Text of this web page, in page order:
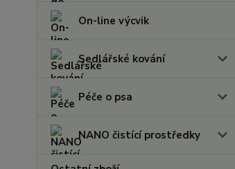
On-line výcvik
Sedlářské kování
Péče o psa
NANO čistící prostředky